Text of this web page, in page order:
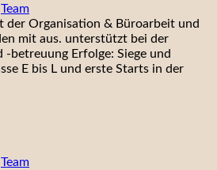
Team
der Organisation & Büroarbeit und
mit aus. unterstützt bei der
betreuung Erfolge: Siege und
E bis L und erste Starts in der
Team